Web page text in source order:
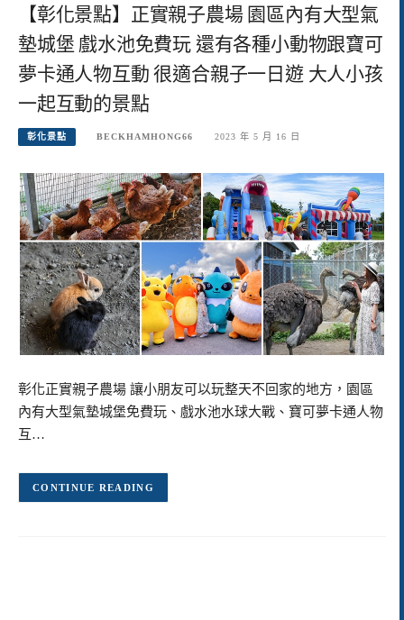
【彰化景點】正實親子農場 園區內有大型氣
墊城堡 戲水池免費玩 還有各種小動物跟寶可
夢卡通人物互動 很適合親子一日遊 大人小孩
一起互動的景點
彰化景點 BECKHAMHONG66 2023 年 5 月 16 日
彰化正實親子農場 讓小朋友可以玩整天不回家的地方，園區
內有大型氣墊城堡免費玩、戲水池水球大戰、寶可夢卡通人物
互…
CONTINUE READING